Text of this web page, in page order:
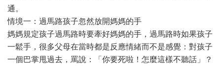
通。
情境一：過馬路孩子忽然放開媽媽的手
媽媽規定孩子過馬路時要牽好媽媽的手，過馬路時如果孩子
一鬆手，很多父母在當時都是反應情緒而不是感覺：對孩子
一個巴掌甩過去，罵說：「你要死啦！怎麼這樣不聽話」？